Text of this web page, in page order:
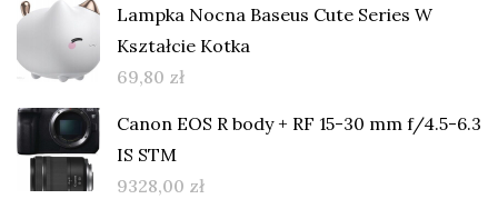
Lampka Nocna Baseus Cute Series W
Kształcie Kotka
69,80 zł
Canon EOS R body + RF 15-30 mm f/4.5-6.3
IS STM
9328,00 zł